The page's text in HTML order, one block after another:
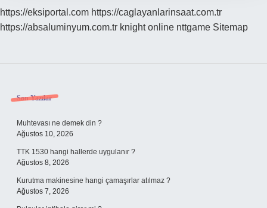
https://eksiportal.com https://caglayanlarinsaat.com.tr
https://absaluminyum.com.tr knight online nttgame Sitemap
Sidebar
Son Yazılar
Muhtevası ne demek din ?
Ağustos 10, 2026
TTK 1530 hangi hallerde uygulanır ?
Ağustos 8, 2026
Kurutma makinesine hangi çamaşırlar atılmaz ?
Ağustos 7, 2026